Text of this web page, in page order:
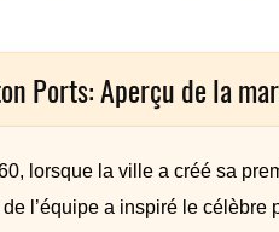
Ports: Aperçu de la
lorsque la ville a créé sa
l’équipe a inspiré le célèbre